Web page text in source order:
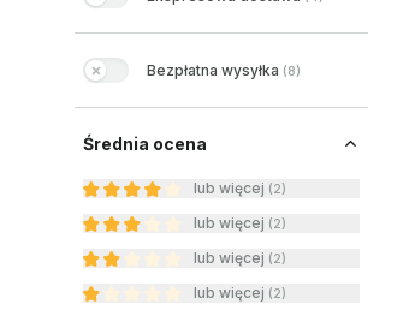
Bezpłatna wysyłka (8)
Średnia ocena
lub więcej (2)
lub więcej (2)
lub więcej (2)
lub więcej (2)